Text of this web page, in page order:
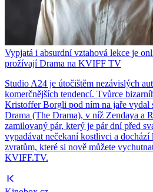
Vypjatá i absurdní vztahová lekce je
prožívají Drama na KVIFF TV
Studio A24 je útočištěm nezávislých
komerčnějších tendencí. Tvůrce
Kristoffer Borgli pod ním na jaře vydal
Drama (The Drama), v níž Zendaya a
zamilovaný pár, který je pár dní před
vypadávat nečekaní kostlivci a
zvratům, které si nově můžete
KVIFF.TV.